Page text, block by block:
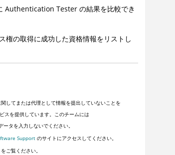
Authentication Tester の結果を比較でき
権の取得に成功した資格情報をリストし
してまたは代理として情報を提出していないことを
スを提供しています。このチームには
タを入力しないでください。
Support のサイトにアクセスしてください。
をご覧ください。